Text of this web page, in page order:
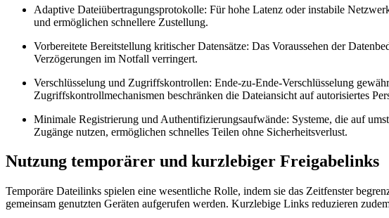
Adaptive Dateiübertragungsprotokolle: Für hohe Latenz oder instabile
und ermöglichen schnellere Zustellung.
Vorbereitete Bereitstellung kritischer Datensätze: Das Voraussehen der
Verzögerungen im Notfall verringert.
Verschlüsselung und Zugriffskontrollen: Ende-zu-Ende-Verschlüsselung
Zugriffskontrollmechanismen beschränken die Dateiansicht auf autorisiertes
Minimale Registrierung und Authentifizierungsaufwände: Systeme, die auf
Zugänge nutzen, ermöglichen schnelles Teilen ohne Sicherheitsverlust.
Nutzung temporärer und kurzlebiger Freigabelinks
Temporäre Dateilinks spielen eine wesentliche Rolle, indem sie das Zeitfenster
gemeinsam genutzten Geräten aufgerufen werden. Kurzlebige Links reduzieren